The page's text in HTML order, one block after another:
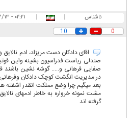
ناشناس |
|
۰۲:۲۱ - ۱۴۰۵/۰۳/۱۳
0
10
اقای دادکان دست مریزاد، ادم
صندلی ریاست فدراسیون بشینه واین
صفایی فرهانی و..... گوشه نشین باشند
در مدیریت انگشت کوچک دادکان
بعد میگیم چرا وضع مملکت انقدر
مشت نمونه خرواره به خاطر ادمهای
گرفته اند